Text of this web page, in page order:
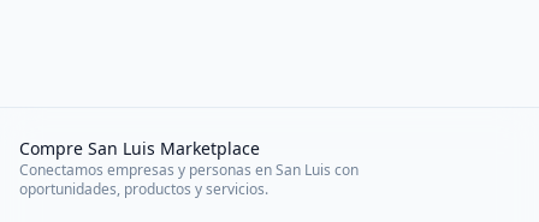
Compre San Luis Marketplace
Conectamos empresas y personas en San Luis con
oportunidades, productos y servicios.